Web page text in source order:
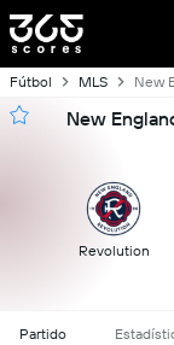
Fútbol MLS New
New
Revolution
Partido